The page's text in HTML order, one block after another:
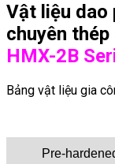
Vật liệu dao
chuyên
HMX-2B
Bảng vật liệu gia
Pre-